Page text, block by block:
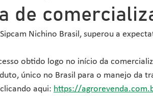
de
Nichino Brasil, superou a
obtido logo no início da
único no Brasil para o manejo da
aqui: https://